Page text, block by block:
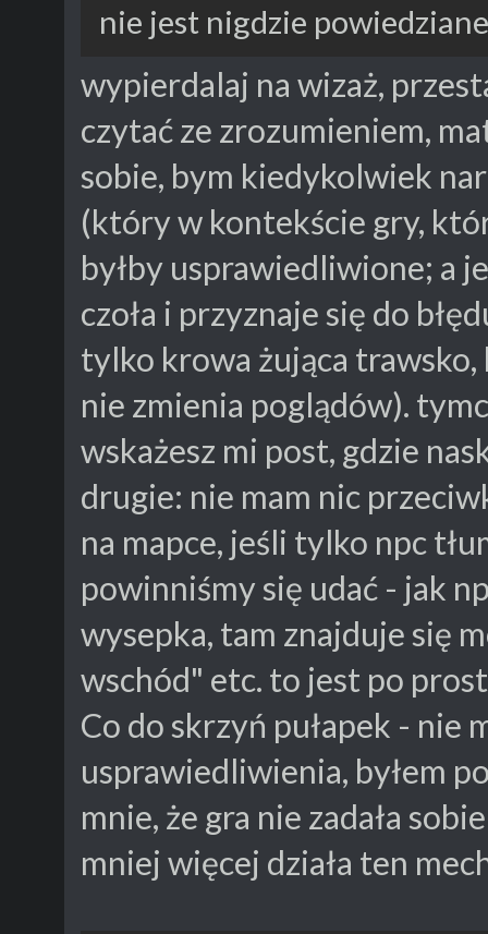
nie jest nigdzie
wypierdalaj na wizaż,
czytać ze zrozumieniem,
sobie, bym kiedykolwiek
(który w kontekście gry,
byłby usprawiedliwione; a
czoła i przyznaje się do
tylko krowa żująca
nie zmienia poglądów).
wskażesz mi post, gdzie
drugie: nie mam nic
na mapce, jeśli tylko npc
powinniśmy się udać - jak
wysepka, tam znajduje się
wschód" etc. to jest po
Co do skrzyń pułapek - nie
usprawiedliwienia, byłem
mnie, że gra nie zadała
mniej więcej działa ten